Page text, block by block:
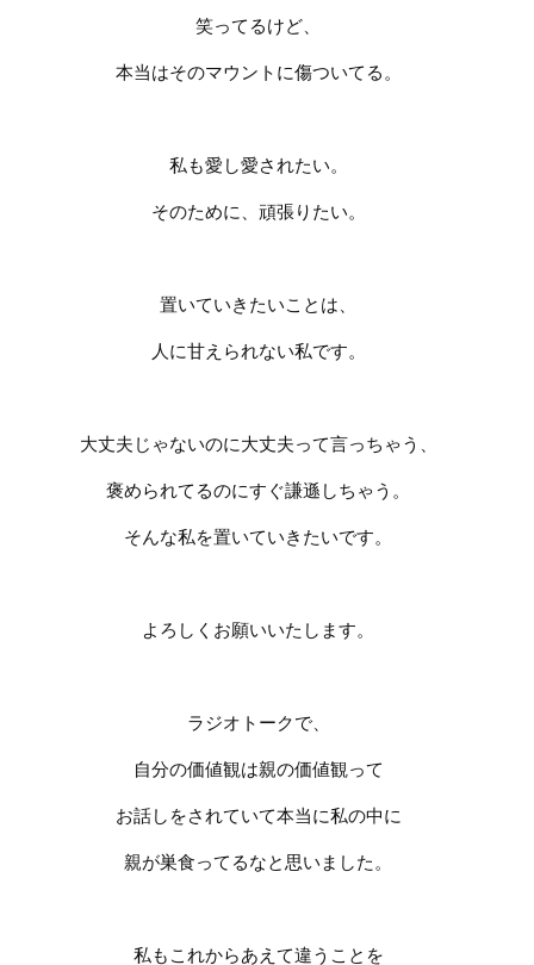
笑ってるけど、
本当はそのマウントに傷ついてる。
私も愛し愛されたい。
そのために、頑張りたい。
置いていきたいことは、
人に甘えられない私です。
大丈夫じゃないのに大丈夫って言っちゃう、
褒められてるのにすぐ謙遜しちゃう。
そんな私を置いていきたいです。
よろしくお願いいたします。
ラジオトークで、
自分の価値観は親の価値観って
お話しをされていて本当に私の中に
親が巣食ってるなと思いました。
私もこれからあえて違うことを